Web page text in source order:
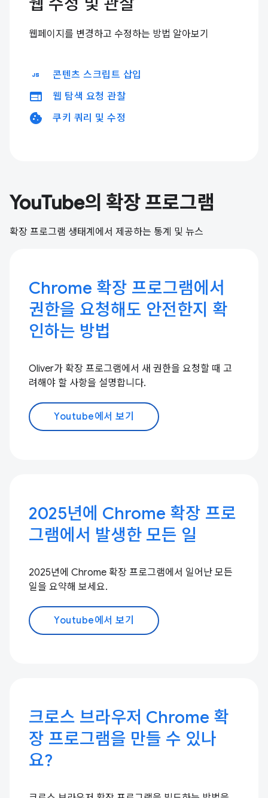
웹페이지를 변경하고 수정하는 방법 알아보기
javascript 콘텐츠 스크립트 삽입
web 웹 탐색 요청 관찰
cookie 쿠키 쿼리 및 수정
YouTube의 확장 프로그램
확장 프로그램 생태계에서 제공하는 통계 및 뉴스
Chrome 확장 프로그램에서
권한을 요청해도 안전한지 확
인하는 방법
Oliver가 확장 프로그램에서 새 권한을 요청할 때 고
려해야 할 사항을 설명합니다.
Youtube에서 보기
2025년에 Chrome 확장 프로
그램에서 발생한 모든 일
2025년에 Chrome 확장 프로그램에서 일어난 모든
일을 요약해 보세요.
Youtube에서 보기
크로스 브라우저 Chrome 확
장 프로그램을 만들 수 있나
요?